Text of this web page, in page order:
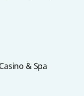
& Spa